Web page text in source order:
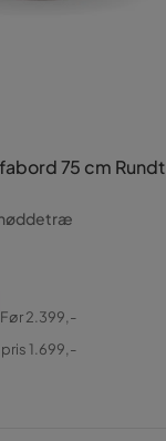
75 cm Rundt
Før2.399,-
1.699,-